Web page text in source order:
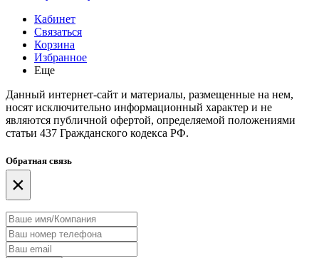
Кабинет
Связаться
Корзина
Избранное
Еще
Данный интернет-сайт и материалы, размещенные на нем,
носят исключительно информационный характер и не
являются публичной офертой, определяемой положениями
статьи 437 Гражданского кодекса РФ.
Обратная связь
×